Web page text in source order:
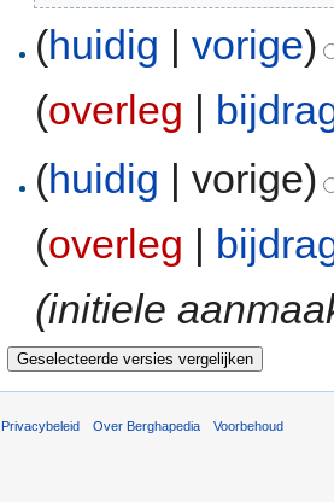
(huidig |vorige)
(overleg |
(huidig | vorige)
(overleg |
(initiele
Privacybeleid Over Berghapedia Voorbehoud